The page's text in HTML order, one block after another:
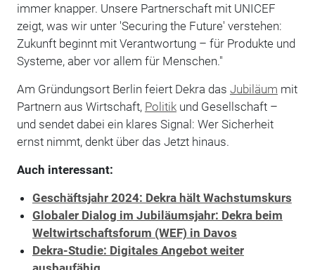
immer knapper. Unsere Partnerschaft mit UNICEF
zeigt, was wir unter 'Securing the Future' verstehen:
Zukunft beginnt mit Verantwortung – für Produkte und
Systeme, aber vor allem für Menschen."
Am Gründungsort Berlin feiert Dekra das Jubiläum mit
Partnern aus Wirtschaft, Politikund Gesellschaft –
und sendet dabei ein klares Signal: Wer Sicherheit
ernst nimmt, denkt über das Jetzt hinaus.
Auch interessant:
Geschäftsjahr 2024: Dekra hält Wachstumskurs
Globaler Dialog im Jubiläumsjahr: Dekra beim
Weltwirtschaftsforum (WEF) in Davos
Dekra-Studie: Digitales Angebot weiter